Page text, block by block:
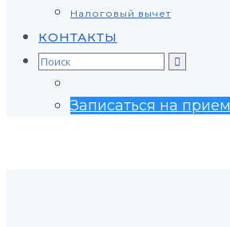
Налоговый вычет
КОНТАКТЫ
Search
for:
Записаться на прием